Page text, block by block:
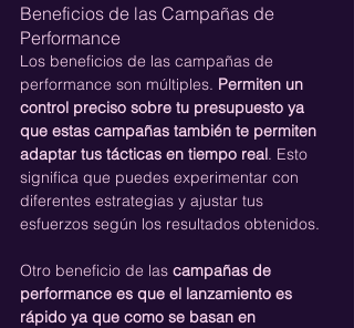
Beneficios de las Campañas de
Performance
Los beneficios de las campañas de
performance son múltiples. Permiten un
control preciso sobre tu presupuesto ya
que estas campañas también te permiten
adaptar tus tácticas en tiempo real. Esto
significa que puedes experimentar con
diferentes estrategias y ajustar tus
esfuerzos según los resultados obtenidos.
Otro beneficio de las campañas de
performance es que el lanzamiento es
rápido ya que como se basan en